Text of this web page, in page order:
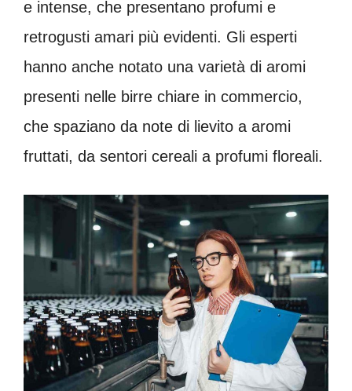
e intense, che presentano profumi e
retrogusti amari più evidenti. Gli esperti
hanno anche notato una varietà di aromi
presenti nelle birre chiare in commercio,
che spaziano da note di lievito a aromi
fruttati, da sentori cereali a profumi floreali.